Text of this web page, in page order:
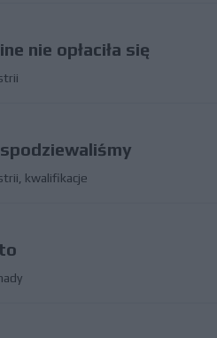
nie opłaciła się
kwalifikacje